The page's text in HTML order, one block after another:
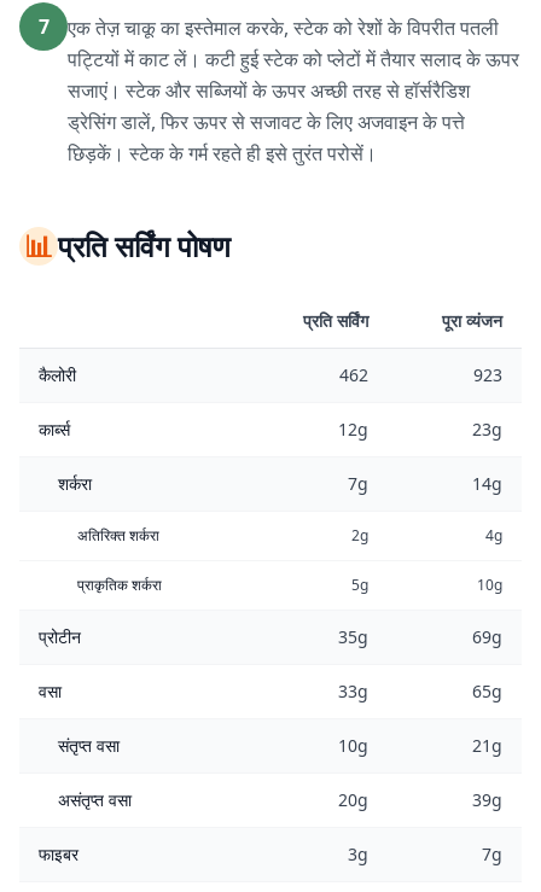
7
एक तेज़ चाकू का इस्तेमाल करके, स्टेक को रेशों के विपरीत पतली
पट्टियों में काट लें। कटी हुई स्टेक को प्लेटों में तैयार सलाद के ऊपर
सजाएं। स्टेक और सब्जियों के ऊपर अच्छी तरह से हॉर्सरैडिश
ड्रेसिंग डालें, फिर ऊपर से सजावट के लिए अजवाइन के पत्ते
छिड़कें। स्टेक के गर्म रहते ही इसे तुरंत परोसें।
📊प्रति सर्विंग पोषण
प्रति सर्विंग पूरा व्यंजन
कैलोरी 462 923
कार्ब्स 12g 23g
शर्करा 7g 14g
अतिरिक्त शर्करा 2g 4g
प्राकृतिक शर्करा 5g 10g
प्रोटीन 35g 69g
वसा 33g 65g
संतृप्त वसा 10g 21g
असंतृप्त वसा 20g 39g
फाइबर 3g 7g